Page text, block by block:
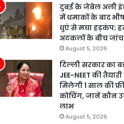
दुबई के जेबेल अली
में धमाकों के बाद
धुएं से मचा हड़कंप;
अटकलों के बीच जांच
August 5, 2026
दिल्ली सरकार का
JEE-NEET की
मिलेगी 1 साल की
कोचिंग, जानें कौन
लाभ
August 5, 2026